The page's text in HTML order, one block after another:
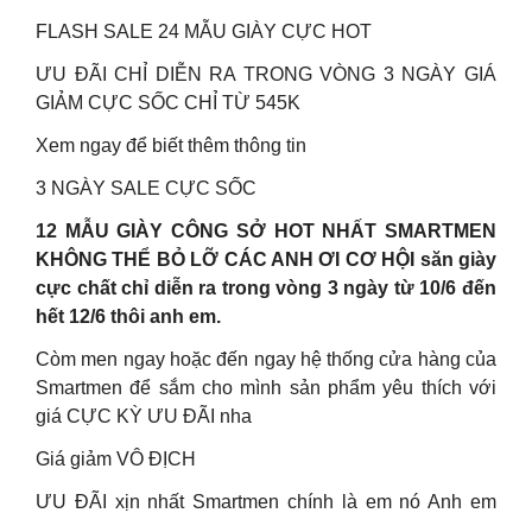
FLASH SALE 24 MẪU GIÀY CỰC HOT
ƯU ĐÃI CHỈ DIỄN RA TRONG VÒNG 3 NGÀY GIÁ
GIẢM CỰC SỐC CHỈ TỪ 545K
Xem ngay để biết thêm thông tin
3 NGÀY SALE CỰC SỐC
12 MẪU GIÀY CÔNG SỞ HOT NHẤT SMARTMEN
KHÔNG THỂ BỎ LỠ CÁC ANH ƠI CƠ HỘI săn giày
cực chất chỉ diễn ra trong vòng 3 ngày từ 10/6 đến
hết 12/6 thôi anh em.
Còm men ngay hoặc đến ngay hệ thống cửa hàng của
Smartmen để sắm cho mình sản phẩm yêu thích với
giá CỰC KỲ ƯU ĐÃI nha
Giá giảm VÔ ĐỊCH
ƯU ĐÃI xịn nhất Smartmen chính là em nó Anh em